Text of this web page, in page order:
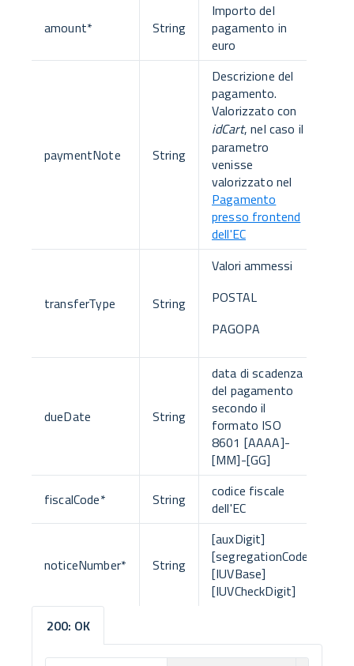
amount* String
Importo del
pagamento in
euro
paymentNote String
Descrizione del
pagamento.
Valorizzato con
idCart, nel caso il
parametro
venisse
valorizzato nel
Pagamento
presso frontend
dell'EC
transferType String
Valori ammessi
POSTAL
PAGOPA
dueDate String
data di scadenza
del pagamento
secondo il
formato ISO
8601 [AAAA]-
[MM]-[GG]
fiscalCode* String
codice fiscale
dell'EC
noticeNumber* String
[auxDigit]
[segregationCode]
[IUVBase]
[IUVCheckDigit]
200: OK